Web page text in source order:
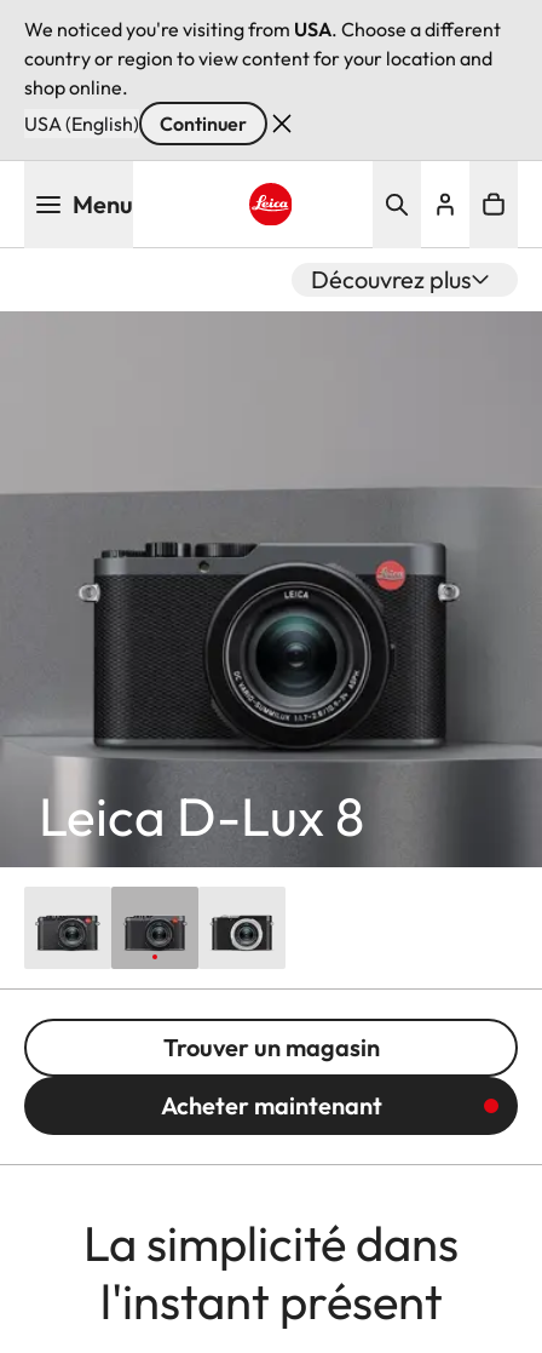
We noticed you're visiting from USA. Choose a different
country or region to view content for your location and
shop online.
USA (English)
Continuer
Menu
Découvrez plus
Leica D-Lux 8
Trouver un magasin
Acheter maintenant
La simplicité dans
l'instant présent